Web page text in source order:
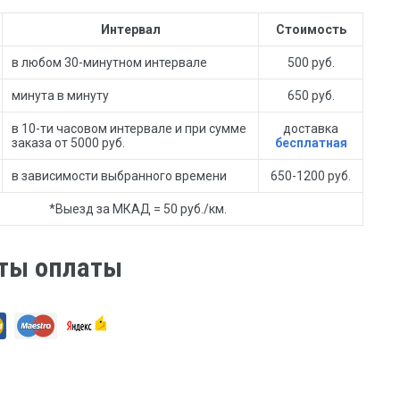
Интервал Стоимость
в любом 30-минутном интервале 500 руб.
минута в минуту 650 руб.
в 10-ти часовом интервале и при сумме
заказа от 5000 руб.
доставка
бесплатная
в зависимости выбранного времени 650-1200 руб.
*Выезд за МКАД = 50 руб./км.
оплаты